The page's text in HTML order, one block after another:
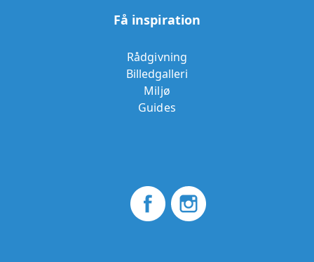
Få inspiration
Rådgivning
Billedgalleri
Miljø
Guides